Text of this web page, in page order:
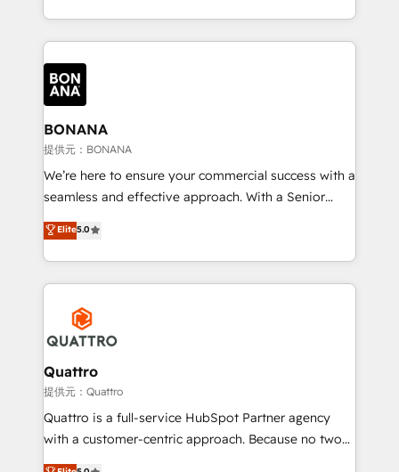
longest-standing partners, we are experts at
maximising the value of the HubSpot platform and
building an integrated growth stack that brings your
business, operational and technical requirements to
life, and creates a 360˚ view of your customer to
help your teams do more. We specialise in HubSpot
technical services, website design and development
as well as agency services that help set you up for
success. Now, more than ever you need to connect
customer service. It's time to empower your teams
to create great customer experiences that generate
happen.
BONANA
提供元：BONANA
We’re here to ensure your commercial success with a
seamless and effective approach. With a Senior
team that has 10+ years of experience in HubSpot,
we have a deep understanding of SaaS, Business
Services and E-commerce together with Retail. We
streamline and enhance your Sales, Marketing &
Service efforts, providing insights in your
commercial operations. We're good at RevOps,
automating and optimizing your marketing, sales &
service operations with AI, designing and building
your website, and we drive growth through Account-
Based Marketing, SEO, SEA and many other tactics.
No worries, we will advise you in which to deploy
Elite5.0
Quattro
提供元：Quattro
Quattro is a full-service HubSpot Partner agency
with a customer-centric approach. Because no two
clients have the same needs, Quattro offer a